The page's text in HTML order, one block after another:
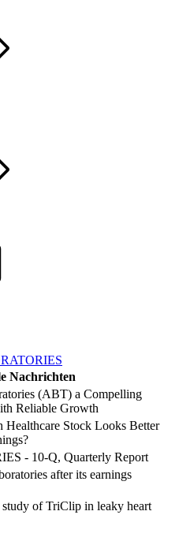
Nachrichten
(ABT) a Compelling
Reliable Growth
Healthcare Stock Looks Better
- 10-Q, Quarterly Report
after its earnings
of TriClip in leaky heart